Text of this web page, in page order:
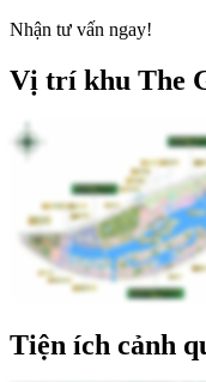
Nhận tư vấn ngay!
Vị trí khu The
Tiện ích cảnh